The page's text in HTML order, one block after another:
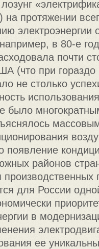
протяжении
электроэнергии
в 80-е
почти
(что при
не столько
было
появление
районов
для России
в
ее